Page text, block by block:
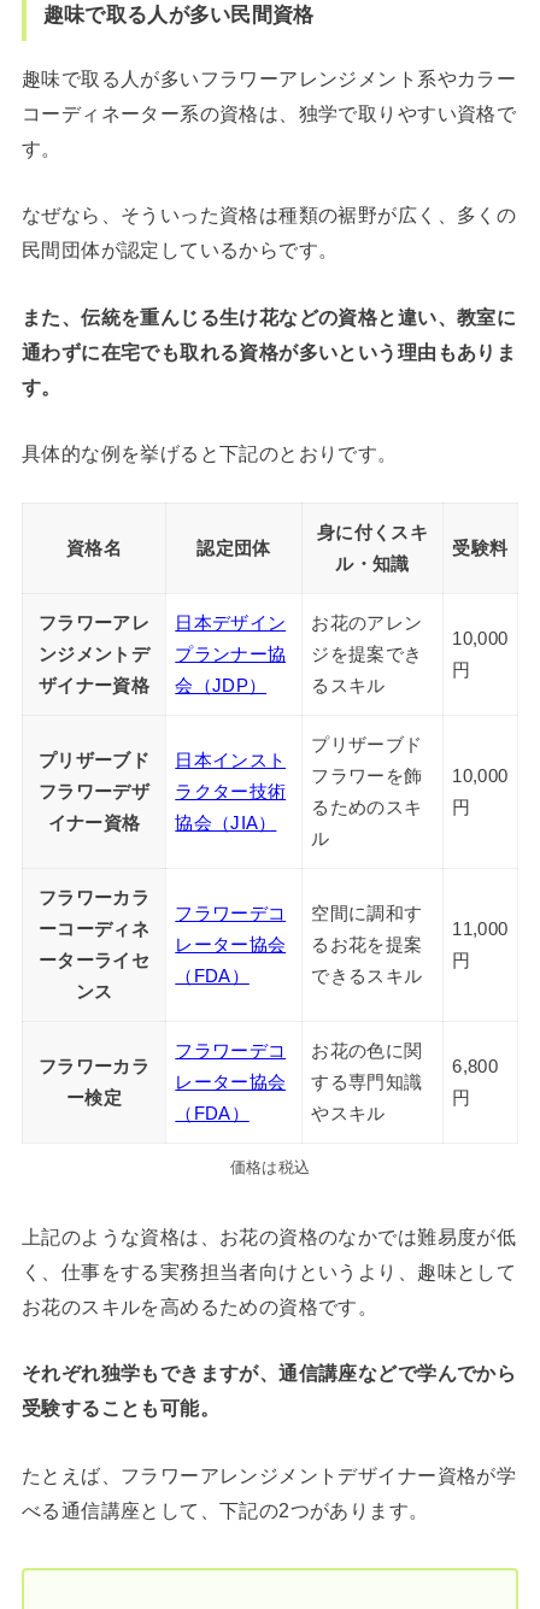
趣味で取る人が多い民間資格
趣味で取る人が多いフラワーアレンジメント系やカラー
コーディネーター系の資格は、独学で取りやすい資格で
す。
なぜなら、そういった資格は種類の裾野が広く、多くの
民間団体が認定しているからです。
また、伝統を重んじる生け花などの資格と違い、教室に
通わずに在宅でも取れる資格が多いという理由もありま
す。
具体的な例を挙げると下記のとおりです。
資格名 認定団体
身に付くスキ
ル・知識
受験料
フラワーアレ
ンジメントデ
ザイナー資格
日本デザイン
プランナー協
会（JDP）
お花のアレン
ジを提案でき
るスキル
10,000
円
プリザーブド
フラワーデザ
イナー資格
日本インスト
ラクター技術
協会（JIA）
プリザーブド
フラワーを飾
るためのスキ
ル
10,000
円
フラワーカラ
ーコーディネ
ーターライセ
ンス
フラワーデコ
レーター協会
（FDA）
空間に調和す
るお花を提案
できるスキル
11,000
円
フラワーカラ
ー検定
フラワーデコ
レーター協会
（FDA）
お花の色に関
する専門知識
やスキル
6,800
円
価格は税込
上記のような資格は、お花の資格のなかでは難易度が低
く、仕事をする実務担当者向けというより、趣味として
お花のスキルを高めるための資格です。
それぞれ独学もできますが、通信講座などで学んでから
受験することも可能。
たとえば、フラワーアレンジメントデザイナー資格が学
べる通信講座として、下記の2つがあります。